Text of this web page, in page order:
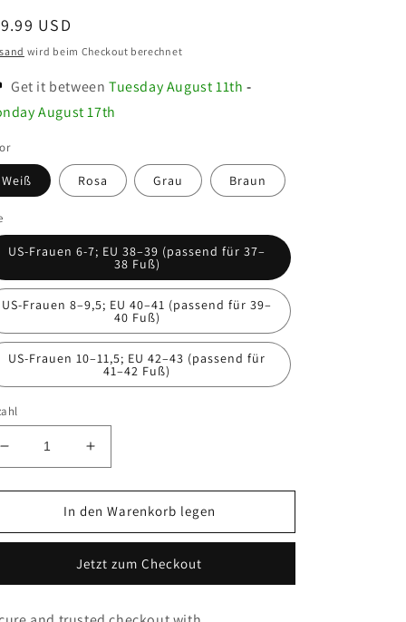
USD
wird beim Checkout berechnet
Get it between Tuesday August 11th -
August 17th
Weiß Rosa Grau Braun
US-Frauen 6-7; EU 38–39 (passend für 37–
38 Fuß)
US-Frauen 8–9,5; EU 40–41 (passend für 39–
40 Fuß)
US-Frauen 10–11,5; EU 42–43 (passend für
41–42 Fuß)
Verringere
die
Menge
Ears
Flauschige
Erhöhe
die
Menge
für
Ears
Sheep
Flauschige
In den Warenkorb legen
Jetzt zum Checkout